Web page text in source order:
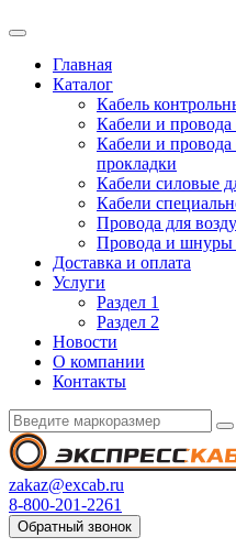
Главная
Каталог
Кабель
Кабели и провода
Кабели и провода
прокладки
Кабели силовые
Кабели
Провода для
Провода и шнуры
Доставка и оплата
Услуги
Раздел 1
Раздел 2
Новости
О компании
Контакты
zakaz@excab.ru
8-800-201-2261
Обратный звонок